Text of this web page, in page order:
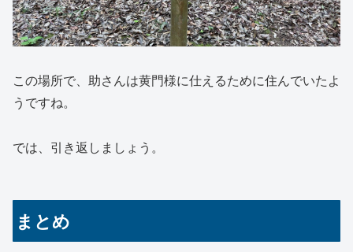
この場所で、助さんは黄門様に仕えるために住んでいたよ
うですね。
では、引き返しましょう。
まとめ